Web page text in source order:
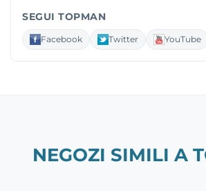
SEGUI TOPMAN
Facebook Twitter YouTube
NEGOZI SIMILI A